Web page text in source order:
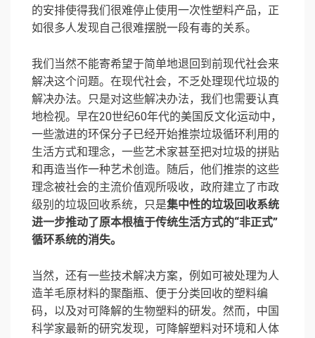
的安排使得我们很难停止使用一次性塑料产品，正
如很多人发现自己很难摆脱一段有毒的关系。
我们当然不能寄希望于简单地退回到前现代社会来
解决这个问题。在现代社会，不乏处理现代垃圾的
解决办法。只是对这些解决办法，我们也需要认真
地检视。早在20世纪60年代的美国反文化运动中，
一些激进的环保分子已经开始推崇垃圾循环利用的
生活方式和理念，一些艺术家甚至把对垃圾的拼贴
和再造当作一种艺术创造。随后，他们推崇的这些
理念被社会的主流价值观所吸收，政府建立了市政
级别的垃圾回收系统，只是集中性的垃圾回收系统
进一步推动了原本根植于传统生活方式的“非正式”
循环系统的消失。
当然，还有一些技术解决方案，例如可被处理为人
造羊毛原材料的聚酯瓶、便于分类回收的塑料编
码，以及对可降解的生物塑料的研发。然而，中国
科学家最新的研究发现，可降解塑料对环境和人体